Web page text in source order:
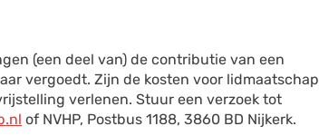
(een deel van) de contributie van een
vergoedt. Zijn de kosten voor lidmaatschap
verlenen. Stuur een verzoek tot
of NVHP, Postbus 1188, 3860 BD Nijkerk.